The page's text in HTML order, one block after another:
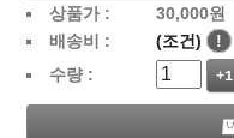
상품가 : 30,000원
배송비 :
(조건)
!
수량 :
+1